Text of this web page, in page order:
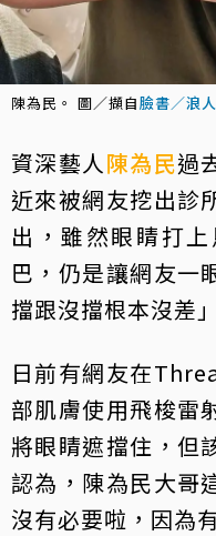
陳為民。 圖／擷自臉書／浪
資深藝人陳為民過
近來被網友挖出診
出，雖然眼睛打
巴，仍是讓網友一
擋跟沒擋根本沒差
日前有網友在
部肌膚使用飛梭雷
將眼睛遮擋住，但
認為，陳為民大哥
沒有必要啦，因為